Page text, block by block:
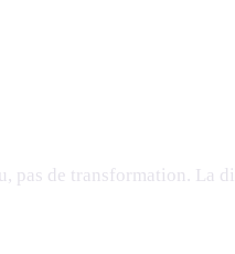
pas de transformation. La